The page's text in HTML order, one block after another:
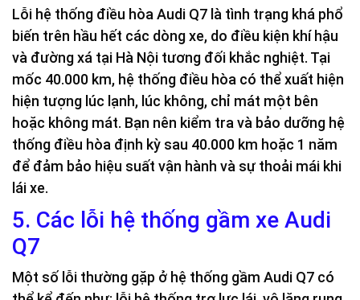
Lỗi hệ thống điều hòa Audi Q7 là tình trạng khá phổ
biến trên hầu hết các dòng xe, do điều kiện khí hậu
và đường xá tại Hà Nội tương đối khắc nghiệt. Tại
mốc 40.000 km, hệ thống điều hòa có thể xuất hiện
hiện tượng lúc lạnh, lúc không, chỉ mát một bên
hoặc không mát. Bạn nên kiểm tra và bảo dưỡng hệ
thống điều hòa định kỳ sau 40.000 km hoặc 1 năm
để đảm bảo hiệu suất vận hành và sự thoải mái khi
lái xe.
5. Các lỗi hệ thống gầm xe Audi
Q7
Một số lỗi thường gặp ở hệ thống gầm Audi Q7 có